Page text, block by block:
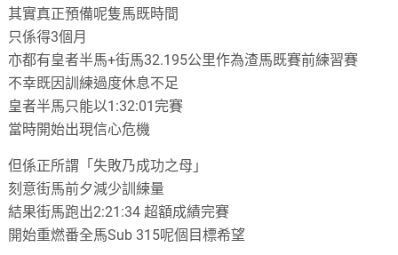
其實真正預備呢隻馬既時間
只係得3個月
亦都有皇者半馬+街馬32.195公里作為渣馬既賽前練習賽
不幸既因訓練過度休息不足
皇者半馬只能以1:32:01完賽
當時開始出現信心危機
但係正所謂「失敗乃成功之母」
刻意街馬前夕減少訓練量
結果街馬跑出2:21:34 超額成績完賽
開始重燃番全馬Sub 315呢個目標希望